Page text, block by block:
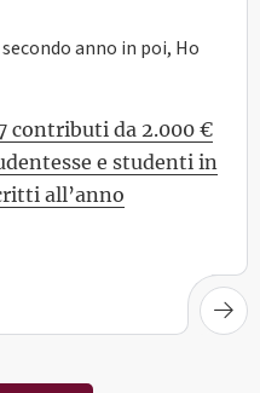
anno in poi, Ho
contributi da 2.000 €
e studenti in
all’anno